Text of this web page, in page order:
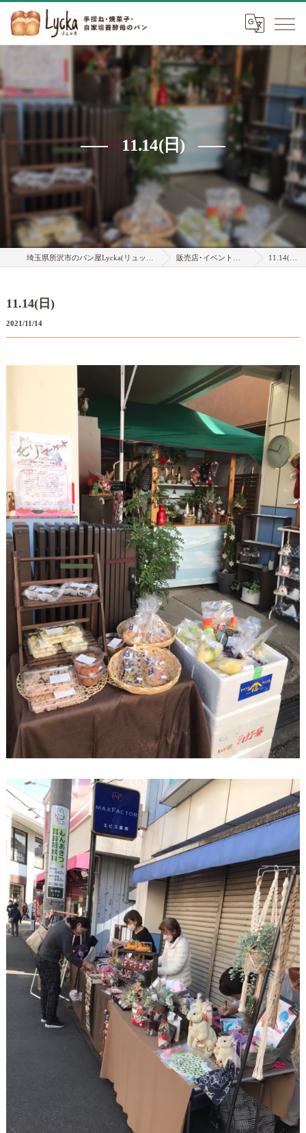
11.14(日)
販売店･イベント情報 11.14(日)
11.14(日)
2021/11/14